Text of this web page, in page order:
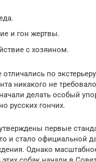
и гон жертвы.
с хозяином.
по
никакого не
делать особый
русских гончих.
первые
и стало официальной
Однако